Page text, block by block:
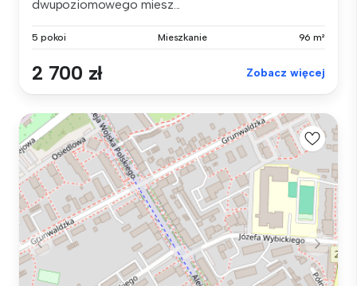
dwupoziomowego miesz...
5 pokoi Mieszkanie 96 m²
2 700 zł Zobacz więcej